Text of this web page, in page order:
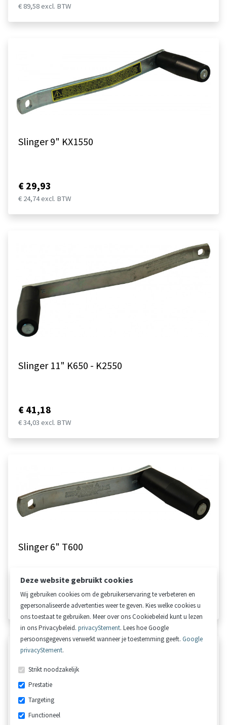
€ 89,58 excl. BTW
Slinger 9" KX1550
€ 29,93
€ 24,74 excl. BTW
Slinger 11" K650 - K2550
€ 41,18
€ 34,03 excl. BTW
Slinger 6" T600
€ 27,41
€ 22,65 excl. BTW
Deze website gebruikt cookies
Wij gebruiken cookies om de gebruikerservaring te verbeteren en
gepersonaliseerde advertenties weer te geven. Kies welke cookies u
ons toestaat te gebruiken. Meer over ons Cookiebeleid kunt u lezen
in ons Privacybeleid. privacyStement. Lees hoe Google
persoonsgegevens verwerkt wanneer je toestemming geeft. Google
privacyStement.
Strikt noodzakelijk
Prestatie
Targeting
Functioneel